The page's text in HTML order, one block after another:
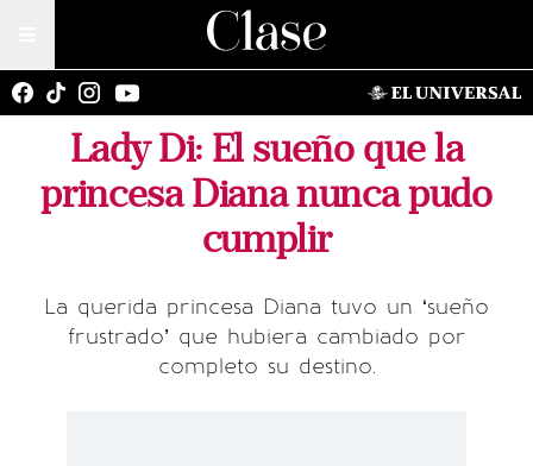
Lady Di: El sueño que la
princesa Diana nunca pudo
cumplir
La querida princesa Diana tuvo un ‘sueño
frustrado’ que hubiera cambiado por
completo su destino.